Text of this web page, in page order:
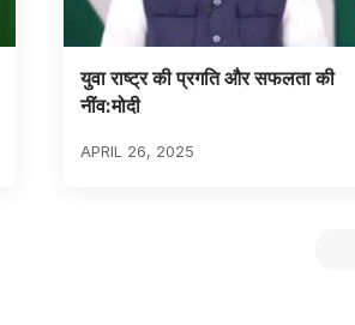
युवा राष्ट्र की प्रगति और सफलता की
नींव:मोदी
APRIL 26, 2025